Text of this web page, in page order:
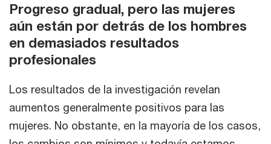
Progreso gradual, pero las mujeres
aún están por detrás de los hombres
en demasiados resultados
profesionales
Los resultados de la investigación revelan
aumentos generalmente positivos para las
mujeres. No obstante, en la mayoría de los casos,